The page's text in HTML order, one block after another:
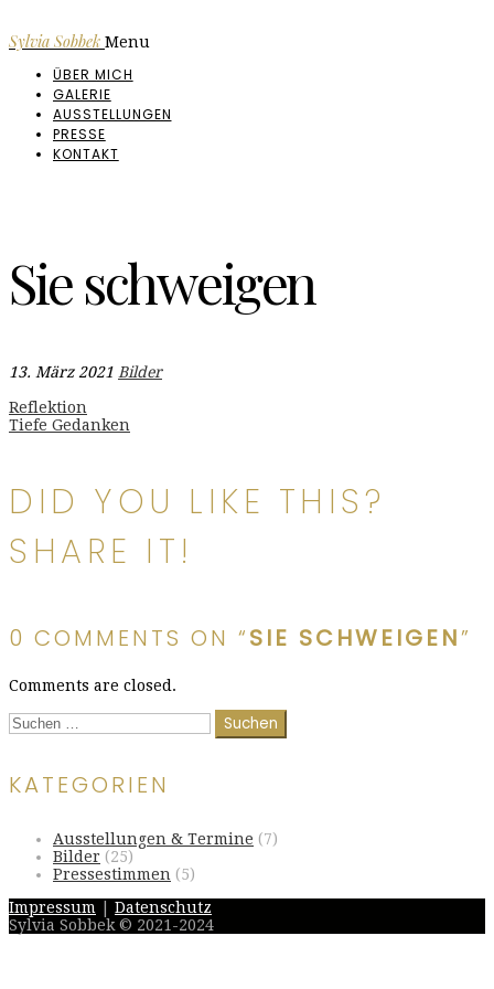
Sylvia Sobbek Menu
ÜBER MICH
GALERIE
AUSSTELLUNGEN
PRESSE
KONTAKT
Sie schweigen
13. März 2021 Bilder
Beitragsnavigation
Reflektion
Tiefe Gedanken
DID YOU LIKE THIS?
SHARE IT!
0 COMMENTS ON “SIE SCHWEIGEN”
Comments are closed.
Suchen
nach:
KATEGORIEN
Ausstellungen & Termine (7)
Bilder (25)
Pressestimmen (5)
Impressum
Datenschutz
Sylvia Sobbek © 2021-2024